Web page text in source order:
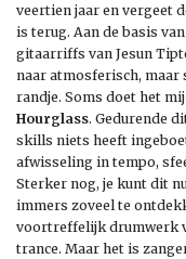
veertien jaar en vergeet
is terug. Aan de basis
gitaarriffs van Jesun
naar atmosferisch, maar
randje. Soms doet het
Hourglass. Gedurende
skills niets heeft
afwisseling in tempo,
Sterker nog, je kunt dit
immers zoveel te
voortreffelijk drumwerk
trance. Maar het is